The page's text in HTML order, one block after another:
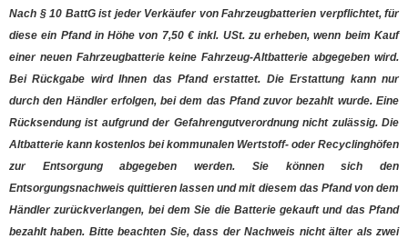
Nach § 10 BattG ist jeder Verkäufer von Fahrzeugbatterien verpflichtet, für
diese ein Pfand in Höhe von 7,50 € inkl. USt. zu erheben, wenn beim Kauf
einer neuen Fahrzeugbatterie keine Fahrzeug-Altbatterie abgegeben wird.
Bei Rückgabe wird Ihnen das Pfand erstattet. Die Erstattung kann nur
durch den Händler erfolgen, bei dem das Pfand zuvor bezahlt wurde. Eine
Rücksendung ist aufgrund der Gefahrengutverordnung nicht zulässig. Die
Altbatterie kann kostenlos bei kommunalen Wertstoff- oder Recyclinghöfen
zur Entsorgung abgegeben werden. Sie können sich den
Entsorgungsnachweis quittieren lassen und mit diesem das Pfand von dem
Händler zurückverlangen, bei dem Sie die Batterie gekauft und das Pfand
bezahlt haben. Bitte beachten Sie, dass der Nachweis nicht älter als zwei